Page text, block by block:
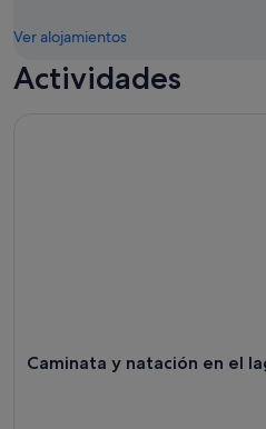
Ver alojamientos
Actividades
Caminata y natación en el